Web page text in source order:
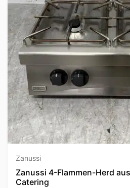
Zanussi
Zanussi 4-Flammen-Herd
Catering